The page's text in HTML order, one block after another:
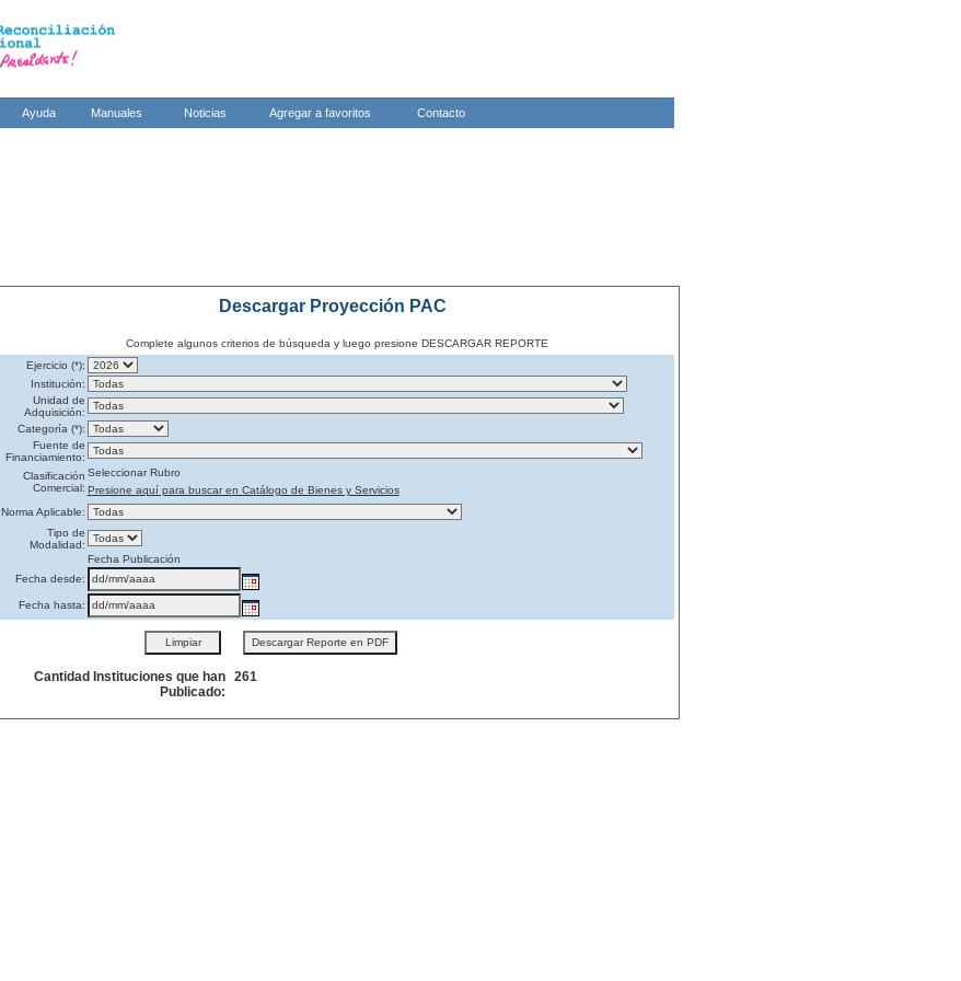
Ayuda Manuales Noticias Agregar a favoritos Contacto
Descargar Proyección PAC
Complete algunos criterios de búsqueda y luego presione DESCARGAR REPORTE
Ejercicio (*):
Institución:
Unidad de
Adquisición:
Categoría (*):
Fuente de
Financiamiento:
Clasificación
Comercial:
Seleccionar Rubro
Presione aquí para buscar en Catálogo de Bienes y Servicios
Norma Aplicable:
Tipo de
Modalidad:
Fecha Publicación
Fecha desde:
Fecha hasta:
Cantidad Instituciones que han
Publicado:
261